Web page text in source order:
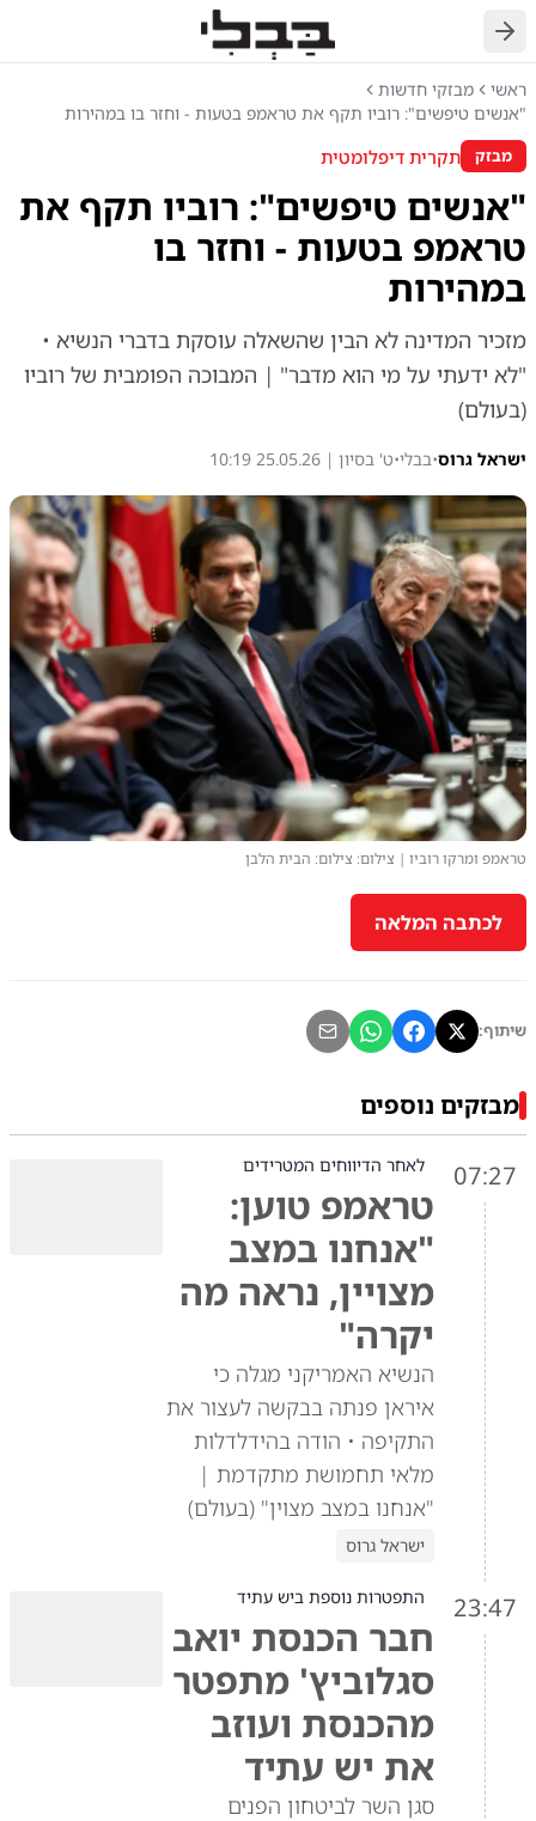
חזרה
ראשי
מבזקי חדשות
"אנשים טיפשים": רוביו תקף את טראמפ בטעות - וחזר בו במהירות
מבזק תקרית דיפלומטית
"אנשים טיפשים": רוביו תקף את
טראמפ בטעות - וחזר בו
במהירות
מזכיר המדינה לא הבין שהשאלה עוסקת בדברי הנשיא •
"לא ידעתי על מי הוא מדבר" | המבוכה הפומבית של רוביו
(בעולם)
ישראל גרוס•בבלי•ט' בסיון | 25.05.26 10:19
טראמפ ומרקו רוביו | צילום: צילום: הבית הלבן
לכתבה המלאה
שיתוף:
מבזקים נוספים
07:27 לאחר הדיווחים המטרידים
טראמפ טוען:
"אנחנו במצב
מצויין, נראה מה
יקרה"
הנשיא האמריקני מגלה כי
איראן פנתה בבקשה לעצור את
התקיפה • הודה בהידלדלות
מלאי תחמושת מתקדמת |
"אנחנו במצב מצוין" (בעולם)
ישראל גרוס
23:47 התפטרות נוספת ביש עתיד
חבר הכנסת יואב
סגלוביץ' מתפטר
מהכנסת ועוזב
את יש עתיד
סגן השר לביטחון הפנים